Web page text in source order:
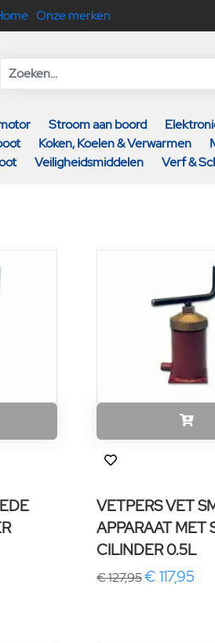
Onze merken
Stroom aan boord
Koken, Koelen & Verwarmen
Veiligheidsmiddelen Verf &
VETPERS VET
APPARAAT MET
CILINDER 0.5L
€ 127,95€ 117,95